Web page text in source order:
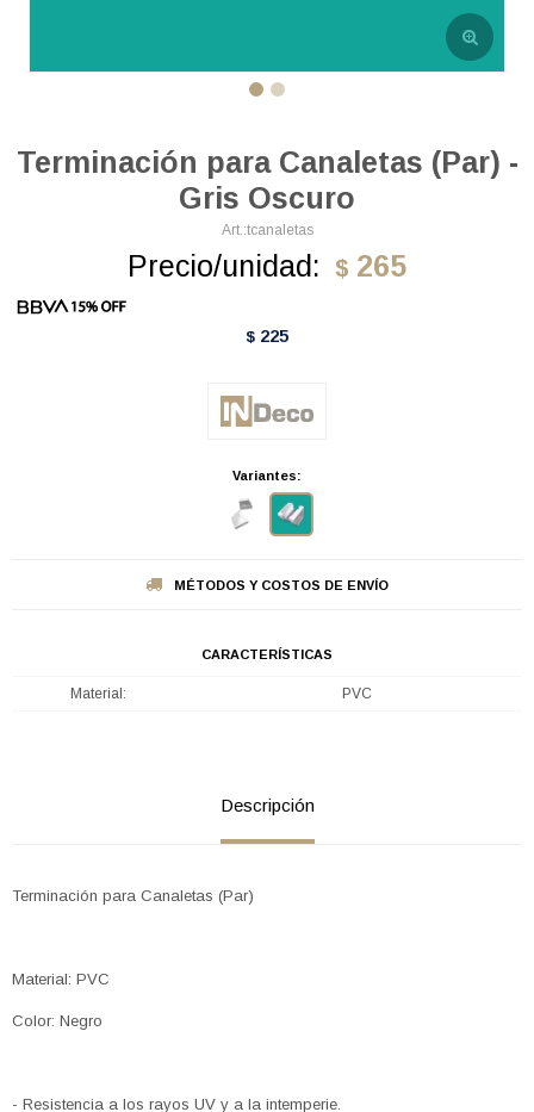
Terminación para Canaletas (Par) -
Gris Oscuro
tcanaletas
Precio/unidad: $ 265
$ 225
Variantes:
MÉTODOS Y COSTOS DE ENVÍO
CARACTERÍSTICAS
Material PVC
Descripción
Terminación para Canaletas (Par)
Material: PVC
Color: Negro
- Resistencia a los rayos UV y a la intemperie.